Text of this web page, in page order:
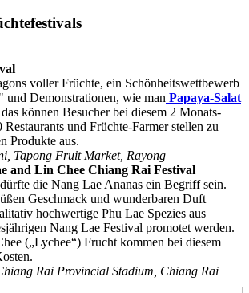
voller Früchte, ein Schönheitswettbewerb
Demonstrationen, wie man Papaya-Salat
das können Besucher bei diesem 2 Monats-
und Früchte-Farmer stellen zu
Produkte aus.
Tapong Fruit Market, Rayong
and Lin Chee Chiang Rai Festival
die Nang Lae Ananas ein Begriff sein.
Geschmack und wunderbaren Duft
hochwertige Phu Lae Spezies aus
Nang Lae Festival promotet werden.
(„Lychee“) Frucht kommen bei diesem
Rai Provincial Stadium, Chiang Rai